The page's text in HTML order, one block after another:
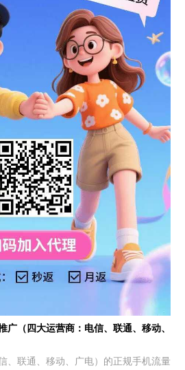
广（四大运营商：电信、联通、移动、
、联通、移动、广电）的正规手机流量